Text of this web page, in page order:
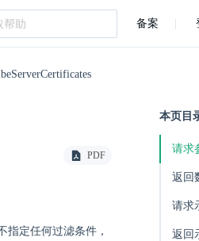
备案
PDF
定任何过滤条件，
本页目
请求
返回
请求
返回